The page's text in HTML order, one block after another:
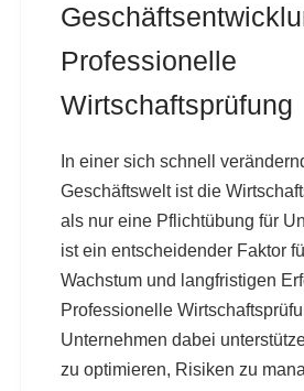
Professionelle
Wirtschaftsprüfung
In einer sich schnell
Geschäftswelt ist die
als nur eine Pflichtübung für
ist ein entscheidender Faktor
Wachstum und langfristigen
Professionelle
Unternehmen dabei
zu optimieren, Risiken zu